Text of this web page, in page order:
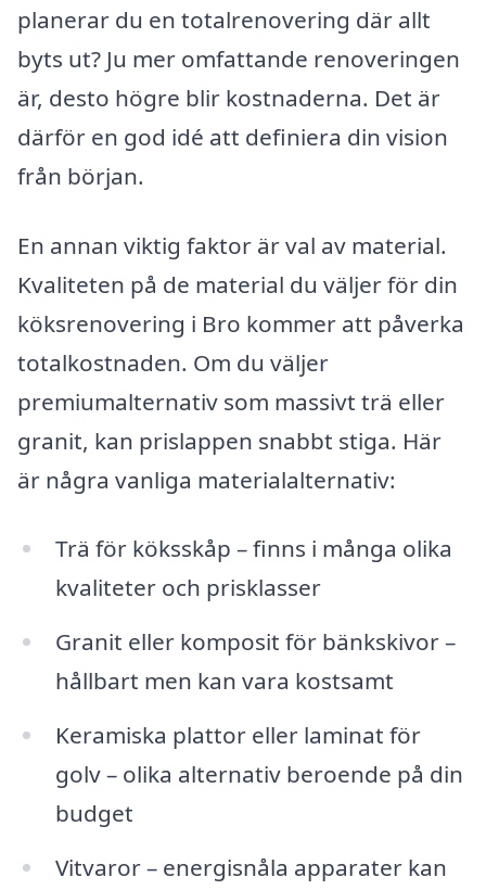
planerar du en totalrenovering där allt
byts ut? Ju mer omfattande renoveringen
är, desto högre blir kostnaderna. Det är
därför en god idé att definiera din vision
från början.
En annan viktig faktor är val av material.
Kvaliteten på de material du väljer för din
köksrenovering i Bro kommer att påverka
totalkostnaden. Om du väljer
premiumalternativ som massivt trä eller
granit, kan prislappen snabbt stiga. Här
är några vanliga materialalternativ:
Trä för köksskåp – finns i många olika
kvaliteter och prisklasser
Granit eller komposit för bänkskivor –
hållbart men kan vara kostsamt
Keramiska plattor eller laminat för
golv – olika alternativ beroende på din
budget
Vitvaror – energisnåla apparater kan